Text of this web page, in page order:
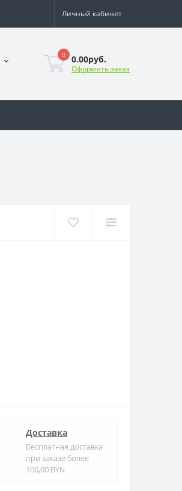
Личный кабинет
0 0.00руб.
Оформить заказ
Доставка
Бесплатная доставка
при заказе более
100,00 BYN